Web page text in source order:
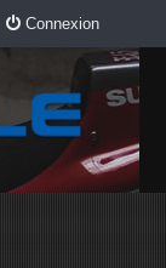
Connexion